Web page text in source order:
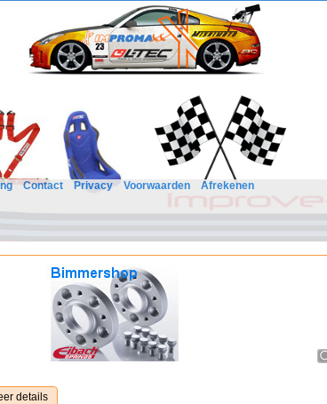
Contact Privacy Voorwaarden Afrekenen
details